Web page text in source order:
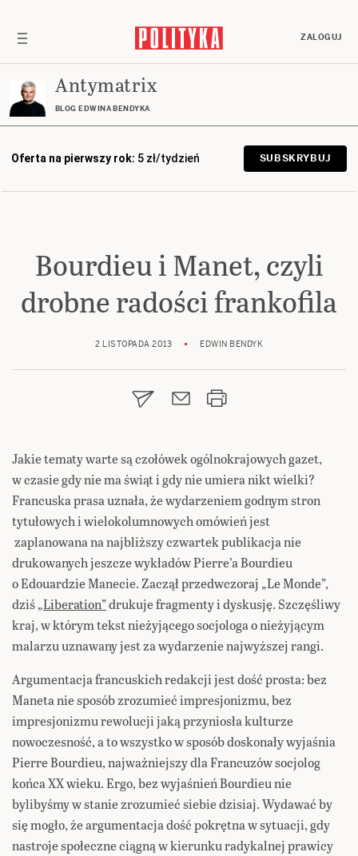
ZALOGUJ
Antymatrix
BLOG EDWINA BENDYKA
Oferta na pierwszy rok: 5 zł/tydzień SUBSKRYBUJ
Bourdieu i Manet, czyli
drobne radości frankofila
2 LISTOPADA 2013 EDWIN BENDYK
Jakie tematy warte są czołówek ogólnokrajowych gazet,
w czasie gdy nie ma świąt i gdy nie umiera nikt wielki?
Francuska prasa uznała, że wydarzeniem godnym stron
tytułowych i wielokolumnowych omówień jest
zaplanowana na najbliższy czwartek publikacja nie
drukowanych jeszcze wykładów Pierre’a Bourdieu
o Edouardzie Manecie. Zaczął przedwczoraj „Le Monde”,
dziś„Liberation”drukuje fragmenty i dyskusję. Szczęśliwy
kraj, w którym tekst nieżyjącego socjologa o nieżyjącym
malarzu uznawany jest za wydarzenie najwyższej rangi.
Argumentacja francuskich redakcji jest dość prosta: bez
Maneta nie sposób zrozumieć impresjonizmu, bez
impresjonizmu rewolucji jaką przyniosła kulturze
nowoczesność, a to wszystko w sposób doskonały wyjaśnia
Pierre Bourdieu, najważniejszy dla Francuzów socjolog
końca XX wieku. Ergo, bez wyjaśnień Bourdieu nie
bylibyśmy w stanie zrozumieć siebie dzisiaj. Wydawać by
się mogło, że argumentacja dość pokrętna w sytuacji, gdy
nastroje społeczne ciągną w kierunku radykalnej prawicy